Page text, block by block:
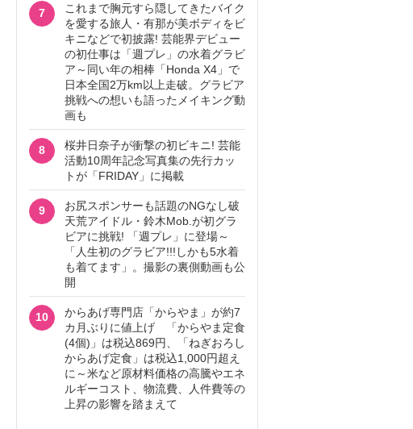
7
これまで胸元すら隠してきたバイク
を愛する旅人・有那が美ボディをビ
キニなどで初披露! 芸能界デビュー
の初仕事は「週プレ」の水着グラビ
ア～同い年の相棒「Honda X4」で
日本全国2万km以上走破。グラビア
挑戦への想いも語ったメイキング動
画も
8
桜井日奈子が衝撃の初ビキニ! 芸能
活動10周年記念写真集の先行カッ
トが「FRIDAY」に掲載
9
お尻スポンサーも話題のNGなし破
天荒アイドル・鈴木Mob.が初グラ
ビアに挑戦! 「週プレ」に登場～
「人生初のグラビア!!!しかも5水着
も着てます」。撮影の裏側動画も公
開
10
からあげ専門店「からやま」が約7
カ月ぶりに値上げ 「からやま定食
(4個)」は税込869円、「ねぎおろし
からあげ定食」は税込1,000円超え
に～米など原材料価格の高騰やエネ
ルギーコスト、物流費、人件費等の
上昇の影響を踏まえて